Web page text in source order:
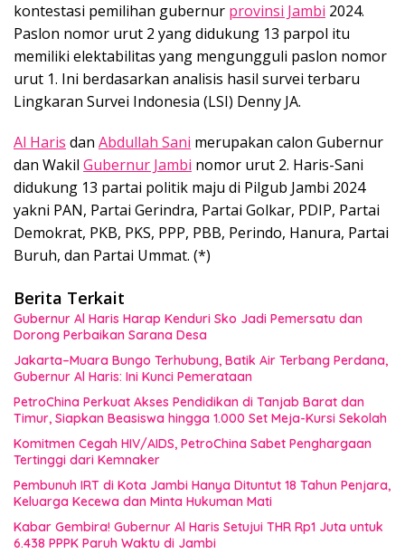
kontestasi pemilihan gubernur provinsi Jambi 2024.
Paslon nomor urut 2 yang didukung 13 parpol itu
memiliki elektabilitas yang mengungguli paslon nomor
urut 1. Ini berdasarkan analisis hasil survei terbaru
Lingkaran Survei Indonesia (LSI) Denny JA.
Al Haris dan Abdullah Sani merupakan calon Gubernur
dan Wakil Gubernur Jambi nomor urut 2. Haris-Sani
didukung 13 partai politik maju di Pilgub Jambi 2024
yakni PAN, Partai Gerindra, Partai Golkar, PDIP, Partai
Demokrat, PKB, PKS, PPP, PBB, Perindo, Hanura, Partai
Buruh, dan Partai Ummat. (*)
Berita Terkait
Gubernur Al Haris Harap Kenduri Sko Jadi Pemersatu dan
Dorong Perbaikan Sarana Desa
Jakarta–Muara Bungo Terhubung, Batik Air Terbang Perdana,
Gubernur Al Haris: Ini Kunci Pemerataan
PetroChina Perkuat Akses Pendidikan di Tanjab Barat dan
Timur, Siapkan Beasiswa hingga 1.000 Set Meja-Kursi Sekolah
Komitmen Cegah HIV/AIDS, PetroChina Sabet Penghargaan
Tertinggi dari Kemnaker
Pembunuh IRT di Kota Jambi Hanya Dituntut 18 Tahun Penjara,
Keluarga Kecewa dan Minta Hukuman Mati
Kabar Gembira! Gubernur Al Haris Setujui THR Rp1 Juta untuk
6.438 PPPK Paruh Waktu di Jambi